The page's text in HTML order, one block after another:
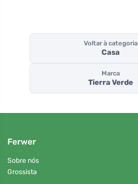
Voltar à categoria
Casa
Marca
Tierra Verde
Ferwer
Sobre nós
Grossista